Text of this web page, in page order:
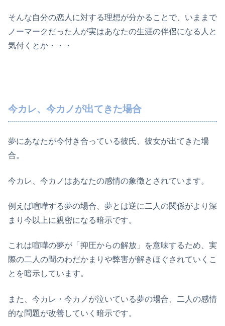
そんな自分の恋人に対する理想が分かることで、いままで
ノーマークだった人が実はあなたの生涯の伴侶になる人と
気付くとか・・・
今カレ、今カノが出てきた場合
夢にあなたが今付き合っている彼氏、彼女が出てきた場
合。
今カレ、今カノはあなたの感情の象徴とされています。
例えば喧嘩する夢の場合、夢とは逆に二人の関係がより深
まり今以上に親密になる暗示です。
これは喧嘩の夢が「抑圧からの解放」を意味するため、実
際の二人の間のわだかまりや弊害が解きほぐされていくこ
とを暗示しています。
また、今カレ・今カノが泣いている夢の場合、二人の感情
的な問題が改善していく暗示です。